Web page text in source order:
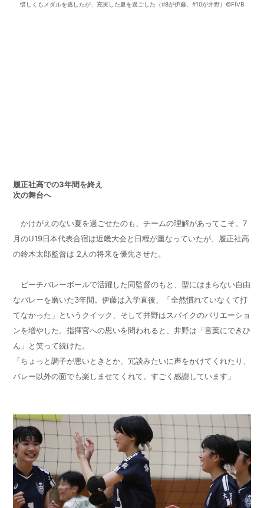
惜しくもメダルを逃したが、充実した夏を過ごした（#8が伊藤、#10が井野）©FIVB
履正社高での3年間を終え
次の舞台へ
かけがえのない夏を過ごせたのも、チームの理解があってこそ。7
月のU19日本代表合宿は近畿大会と日程が重なっていたが、履正社高
の鈴木太郎監督は 2人の将来を優先させた。
ビーチバレーボールで活躍した同監督のもと、型にはまらない自由
なバレーを磨いた3年間。伊藤は入学直後、「全然慣れていなくて打
てなかった」というクイック、そして井野はスパイクのバリエーショ
ンを増やした。指揮官への思いを問われると、井野は「言葉にできひ
ん」と笑って続けた。
「ちょっと調子が悪いときとか、冗談みたいに声をかけてくれたり、
バレー以外の面でも楽しませてくれて。すごく感謝しています」